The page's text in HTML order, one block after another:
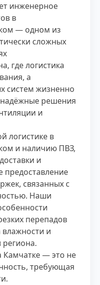
инженерное
в
— одном из
сложных
где логистика
а
систем жизненно
решения
и
логистике в
и наличию ПВЗ,
и
предоставление
связанных с
Наши
перепадов
и
региона.
Камчатке — это не
требующая